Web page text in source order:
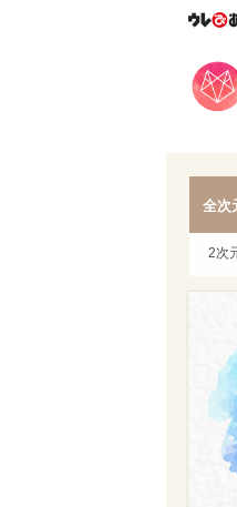
全次
2次